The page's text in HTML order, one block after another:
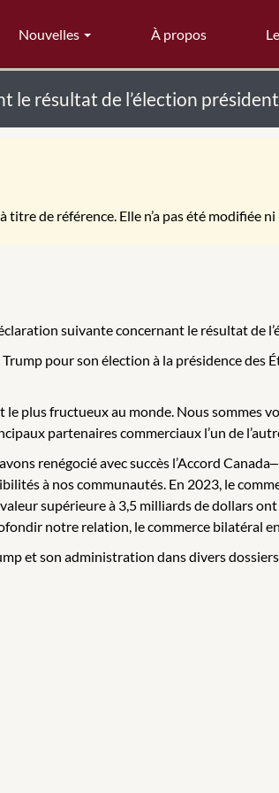
Nouvelles À propos
résultat de l’élection
de référence. Elle n’a pas été modifiée
suivante concernant le résultat de
pour son élection à la présidence des
plus fructueux au monde. Nous sommes
partenaires commerciaux l’un de
renégocié avec succès l’Accord
à nos communautés. En 2023, le
supérieure à 3,5 milliards de dollars
notre relation, le commerce bilatéral
et son administration dans divers